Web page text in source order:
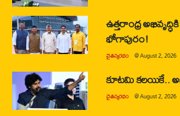
ఉత్తరాంధ్ర
భోగాపురం!
చైతన్యరధం @August 2, 2026
కూటమి కలయికే..
చైతన్యరధం @August 2, 2026